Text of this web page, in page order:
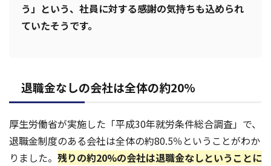
う」という、社員に対する感謝の気持ちも込められ
ていたそうです。
退職金なしの会社は全体の約20%
厚生労働省が実施した「平成30年就労条件総合調査」で、
退職金制度のある会社は全体の約80.5％ということがわか
りました。 残りの約20%の会社は退職金なしということに